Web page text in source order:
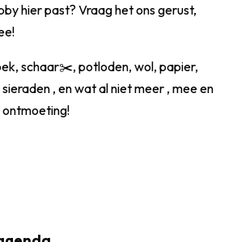
hier past? Vraag het ons gerust,
schaar✂️, potloden, wol, papier,
, en wat al niet meer , mee en
ontmoeting!